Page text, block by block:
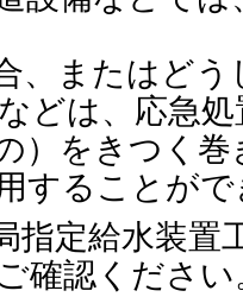
、またはどう
どは、応急
）をきつく
することが
指定給水装置
確認ください